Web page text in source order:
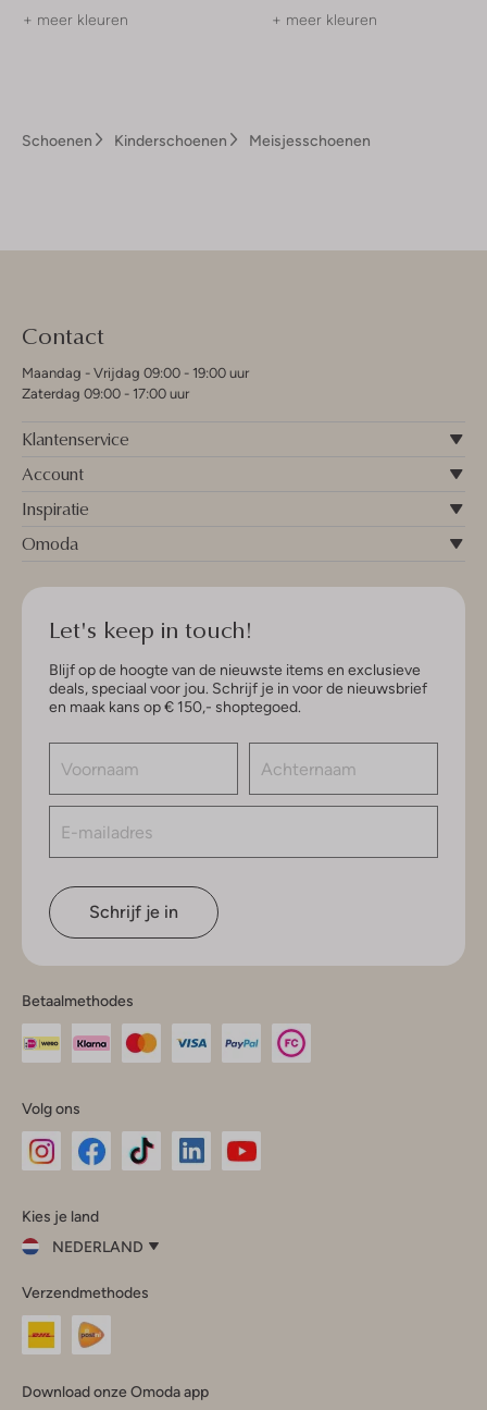
+ meer kleuren + meer kleuren
Schoenen Kinderschoenen Meisjesschoenen
Contact
Maandag - Vrijdag 09:00 - 19:00 uur
Zaterdag 09:00 - 17:00 uur
Klantenservice
Account
Inspiratie
Omoda
Let's keep in touch!
Blijf op de hoogte van de nieuwste items en exclusieve
deals, speciaal voor jou. Schrijf je in voor de nieuwsbrief
en maak kans op € 150,- shoptegoed.
Schrijf je in
Betaalmethodes
Volg ons
InstagramFacebook
Kies je land
NEDERLAND
je
land
Nederland
Verzendmethodes
Download onze Omoda app